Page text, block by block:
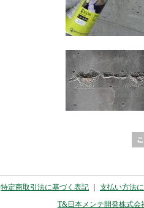
特定商取引法に基づく表記
支払い方法
T&日本メンテ開発株式会